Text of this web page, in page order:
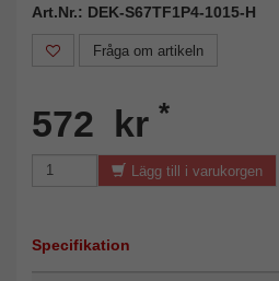
Art.Nr.: DEK-S67TF1P4-1015-H
Fråga om artikeln
572 kr *
Lägg till i varukorgen
Specifikation